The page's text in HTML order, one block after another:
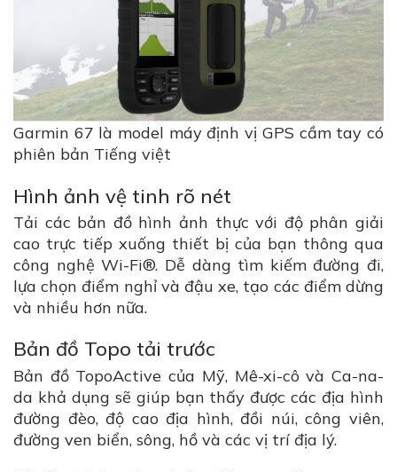
Garmin 67 là model máy định vị GPS cầm tay có
phiên bản Tiếng việt
Hình ảnh vệ tinh rõ nét
Tải các bản đồ hình ảnh thực với độ phân giải
cao trực tiếp xuống thiết bị của bạn thông qua
công nghệ Wi-Fi®. Dễ dàng tìm kiếm đường đi,
lựa chọn điểm nghỉ và đậu xe, tạo các điểm dừng
và nhiều hơn nữa.
Bản đồ Topo tải trước
Bản đồ TopoActive của Mỹ, Mê-xi-cô và Ca-na-
da khả dụng sẽ giúp bạn thấy được các địa hình
đường đèo, độ cao địa hình, đồi núi, công viên,
đường ven biển, sông, hồ và các vị trí địa lý.